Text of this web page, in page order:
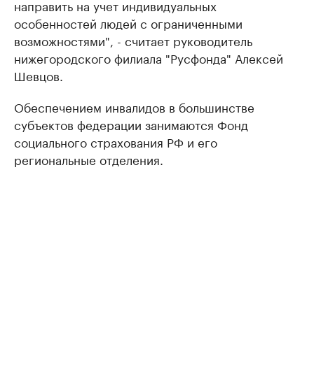
направить на учет индивидуальных
особенностей людей с ограниченными
возможностями", - считает руководитель
нижегородского филиала "Русфонда" Алексей
Шевцов.
Обеспечением инвалидов в большинстве
субъектов федерации занимаются Фонд
социального страхования РФ и его
региональные отделения.